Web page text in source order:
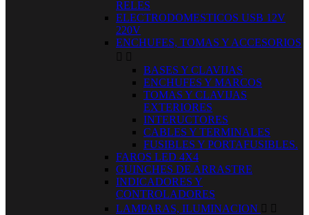
RELES
ELECTRODOMESTICOS USB 12V
220V
ENCHUFES, TOMAS Y ACCESORIOS
 
BASES Y CLAVIJAS
ENCHUFES Y MARCOS
TOMAS Y CLAVIJAS
EXTERIORES
INTERUCTORES
CABLES Y TERMINALES
FUSIBLES Y PORTAFUSIBLES.
FAROS LED 4X4
GUINCHES DE ARRASTRE
INDICADORES Y
CONTROLADORES
LAMPARAS, ILUMINACION  